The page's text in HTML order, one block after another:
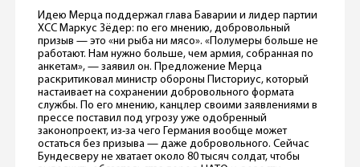
Идею Мерца поддержал глава Баварии и лидер партии
ХСС Маркус Зёдер: по его мнению, добровольный
призыв — это «ни рыба ни мясо». «Полумеры больше не
работают. Нам нужно больше, чем армия, собранная по
анкетам», — заявил он. Предложение Мерца
раскритиковал министр обороны Писториус, который
настаивает на сохранении добровольного формата
службы. По его мнению, канцлер своими заявлениями в
прессе поставил под угрозу уже одобренный
законопроект, из-за чего Германия вообще может
остаться без призыва — даже добровольного. Сейчас
Бундесверу не хватает около 80 тысяч солдат, чтобы